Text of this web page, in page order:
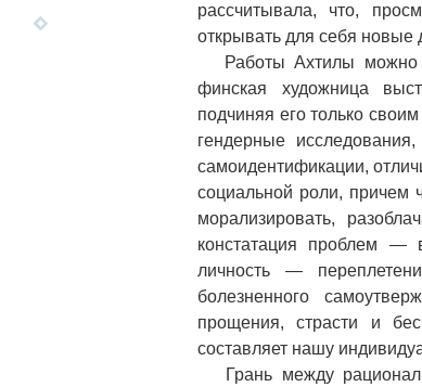
рассчитывала, что,
открывать для себя
Работы Ахтилы можно
финская художница
подчиняя его только
гендерные
самоидентификации,
социальной роли, причем
морализировать,
констатация проблем —
личность —
болезненного
прощения, страсти и
составляет нашу
Грань между